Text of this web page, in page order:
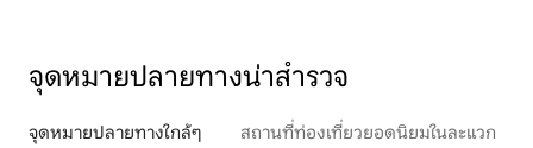
จุดหมายปลายทางน่าสำรวจ
จุดหมายปลายทางใกล้ๆ สถานที่ท่องเที่ยวยอดนิยมในละแวก